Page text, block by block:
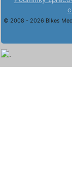
© 2008 - 2026 Bikes